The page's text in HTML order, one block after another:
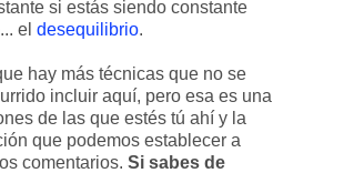
si estás siendo constante
el desequilibrio.
hay más técnicas que no se
incluir aquí, pero esa es una
de las que estés tú ahí y la
que podemos establecer a
comentarios. Si sabes de